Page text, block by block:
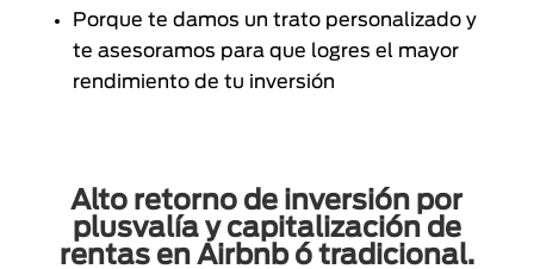
Porque te damos un trato personalizado y
te asesoramos para que logres el mayor
rendimiento de tu inversión
Alto retorno de inversión por
plusvalía y capitalización de
rentas en Airbnb ó tradicional.